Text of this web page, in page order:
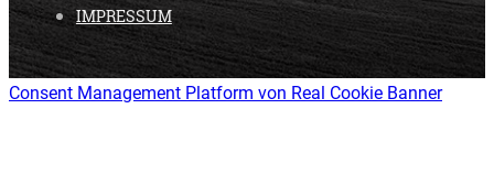
IMPRESSUM
Consent Management Platform von Real Cookie Banner